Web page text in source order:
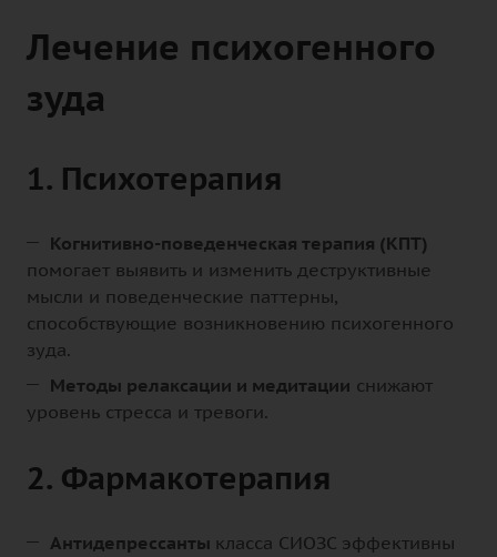
Лечение психогенного
зуда
1. Психотерапия
Когнитивно-поведенческая терапия (КПТ)
помогает выявить и изменить деструктивные
мысли и поведенческие паттерны,
способствующие возникновению психогенного
зуда.
Методы релаксации и медитации снижают
уровень стресса и тревоги.
2. Фармакотерапия
Антидепрессанты класса СИОЗС эффективны